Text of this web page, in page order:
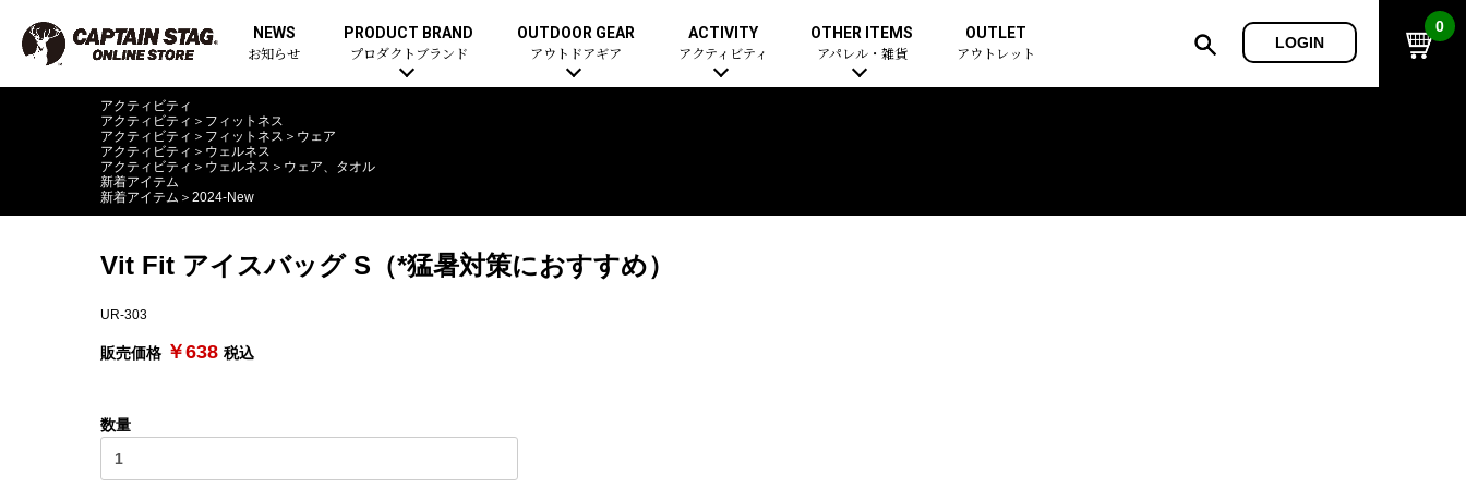
NEWS
お知らせ
PRODUCT BRAND
プロダクトブランド
OUTDOOR GEAR
アウトドアギア
ACTIVITY
アクティビティ
OTHER ITEMS
アパレル・雑貨
OUTLET
アウトレット
LOGIN
0
アクティビティ
アクティビティ ＞ フィットネス
アクティビティ ＞ フィットネス ＞ ウェア
アクティビティ ＞ ウェルネス
アクティビティ ＞ ウェルネス ＞ ウェア、タオル
新着アイテム
新着アイテム ＞ 2024-New
Vit Fit アイスバッグ S（*猛暑対策におすすめ）
UR-303
販売価格 ￥638 税込
数量